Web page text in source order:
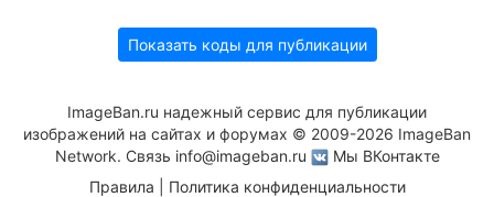
Показать коды для публикации
ImageBan.ru надежный сервис для публикации
изображений на сайтах и форумах © 2009-2026 ImageBan
Network. Связь info@imageban.ru
Мы ВКонтакте
Правила
Политика конфиденциальности